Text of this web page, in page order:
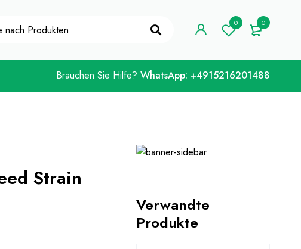
0
0
Brauchen Sie Hilfe? WhatsApp: +4915216201488
Strain
Verwandte
Produkte
"WELCOME10" Ich hab's!